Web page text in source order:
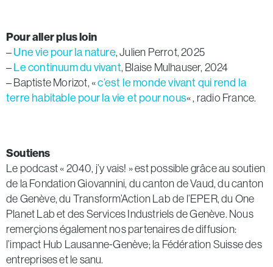
Pour aller plus loin
–Une vie pour la nature, Julien Perrot, 2025
–Le continuum du vivant, Blaise Mulhauser, 2024
– Baptiste Morizot, «c’est le monde vivant qui rend la
terre habitable pour la vie et pour nous« , radio France.
Soutiens
Le podcast « 2040, j’y vais! » est possible grâce au soutien
de la Fondation Giovannini, du canton de Vaud, du canton
de Genève, du Transform’Action Lab de l’EPER, du One
Planet Lab et des Services Industriels de Genève. Nous
remerçions également nos partenaires de diffusion:
l’impact Hub Lausanne-Genève; la Fédération Suisse des
entreprises et le sanu.